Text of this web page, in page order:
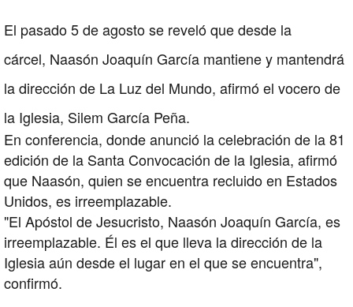
El pasado 5 de agosto se reveló que desde la
cárcel, Naasón Joaquín García mantiene y mantendrá
la dirección de La Luz del Mundo, afirmó el vocero de
la Iglesia, Silem García Peña.
En conferencia, donde anunció la celebración de la 81
edición de la Santa Convocación de la Iglesia, afirmó
que Naasón, quien se encuentra recluido en Estados
Unidos, es irreemplazable.
"El Apóstol de Jesucristo, Naasón Joaquín García, es
irreemplazable. Él es el que lleva la dirección de la
Iglesia aún desde el lugar en el que se encuentra",
confirmó.